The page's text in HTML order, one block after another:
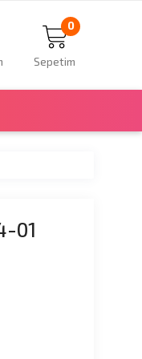
0
Sepetim
01